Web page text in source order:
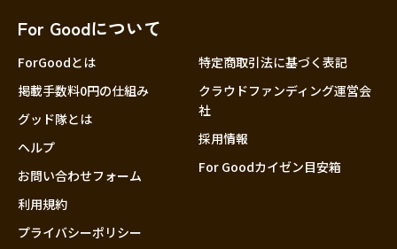
大分
For Goodについて
ForGoodとは
掲載手数料0円の仕組み
グッド隊とは
ヘルプ
お問い合わせフォーム
利用規約
プライバシーポリシー
特定商取引法に基づく表記
クラウドファンディング運営会
社
採用情報
For Goodカイゼン目安箱